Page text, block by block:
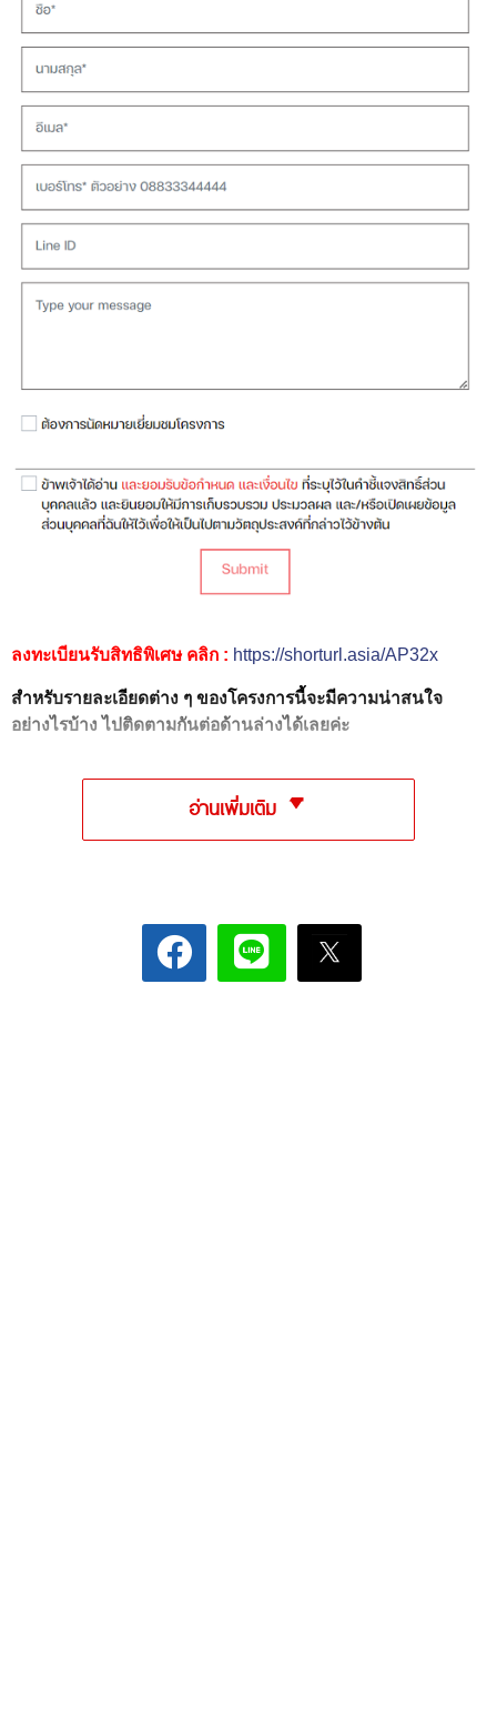
ลงทะเบียนรับสิทธิพิเศษ คลิก : https://shorturl.asia/AP32x
สำหรับรายละเอียดต่าง ๆ ของโครงการนี้จะมีความน่าสนใจ
อย่างไรบ้าง ไปติดตามกันต่อด้านล่างได้เลยค่ะ
อ่านเพิ่มเติม